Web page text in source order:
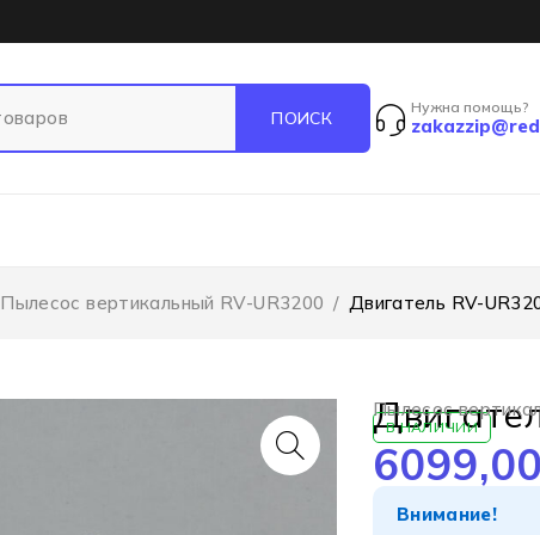
Нужна помощь?
Пылесос вертикальный RV-UR3200 / Двигатель RV-
Пылесос
В НАЛИЧИИ
6099,00
Внимание!